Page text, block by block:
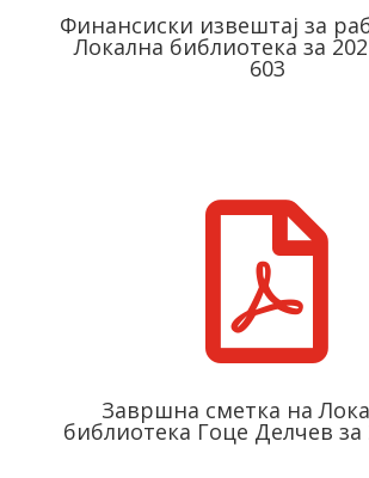
Финансиски извештај за
Локална библиотека за
603

Завршнa сметкa на
библиотека Гоце Делчев за